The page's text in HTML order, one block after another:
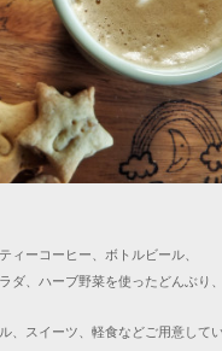
ィーコーヒー、ボトルビール、
ダ、ハーブ野菜を使ったどんぶり
、スイーツ、軽食などご用意してい